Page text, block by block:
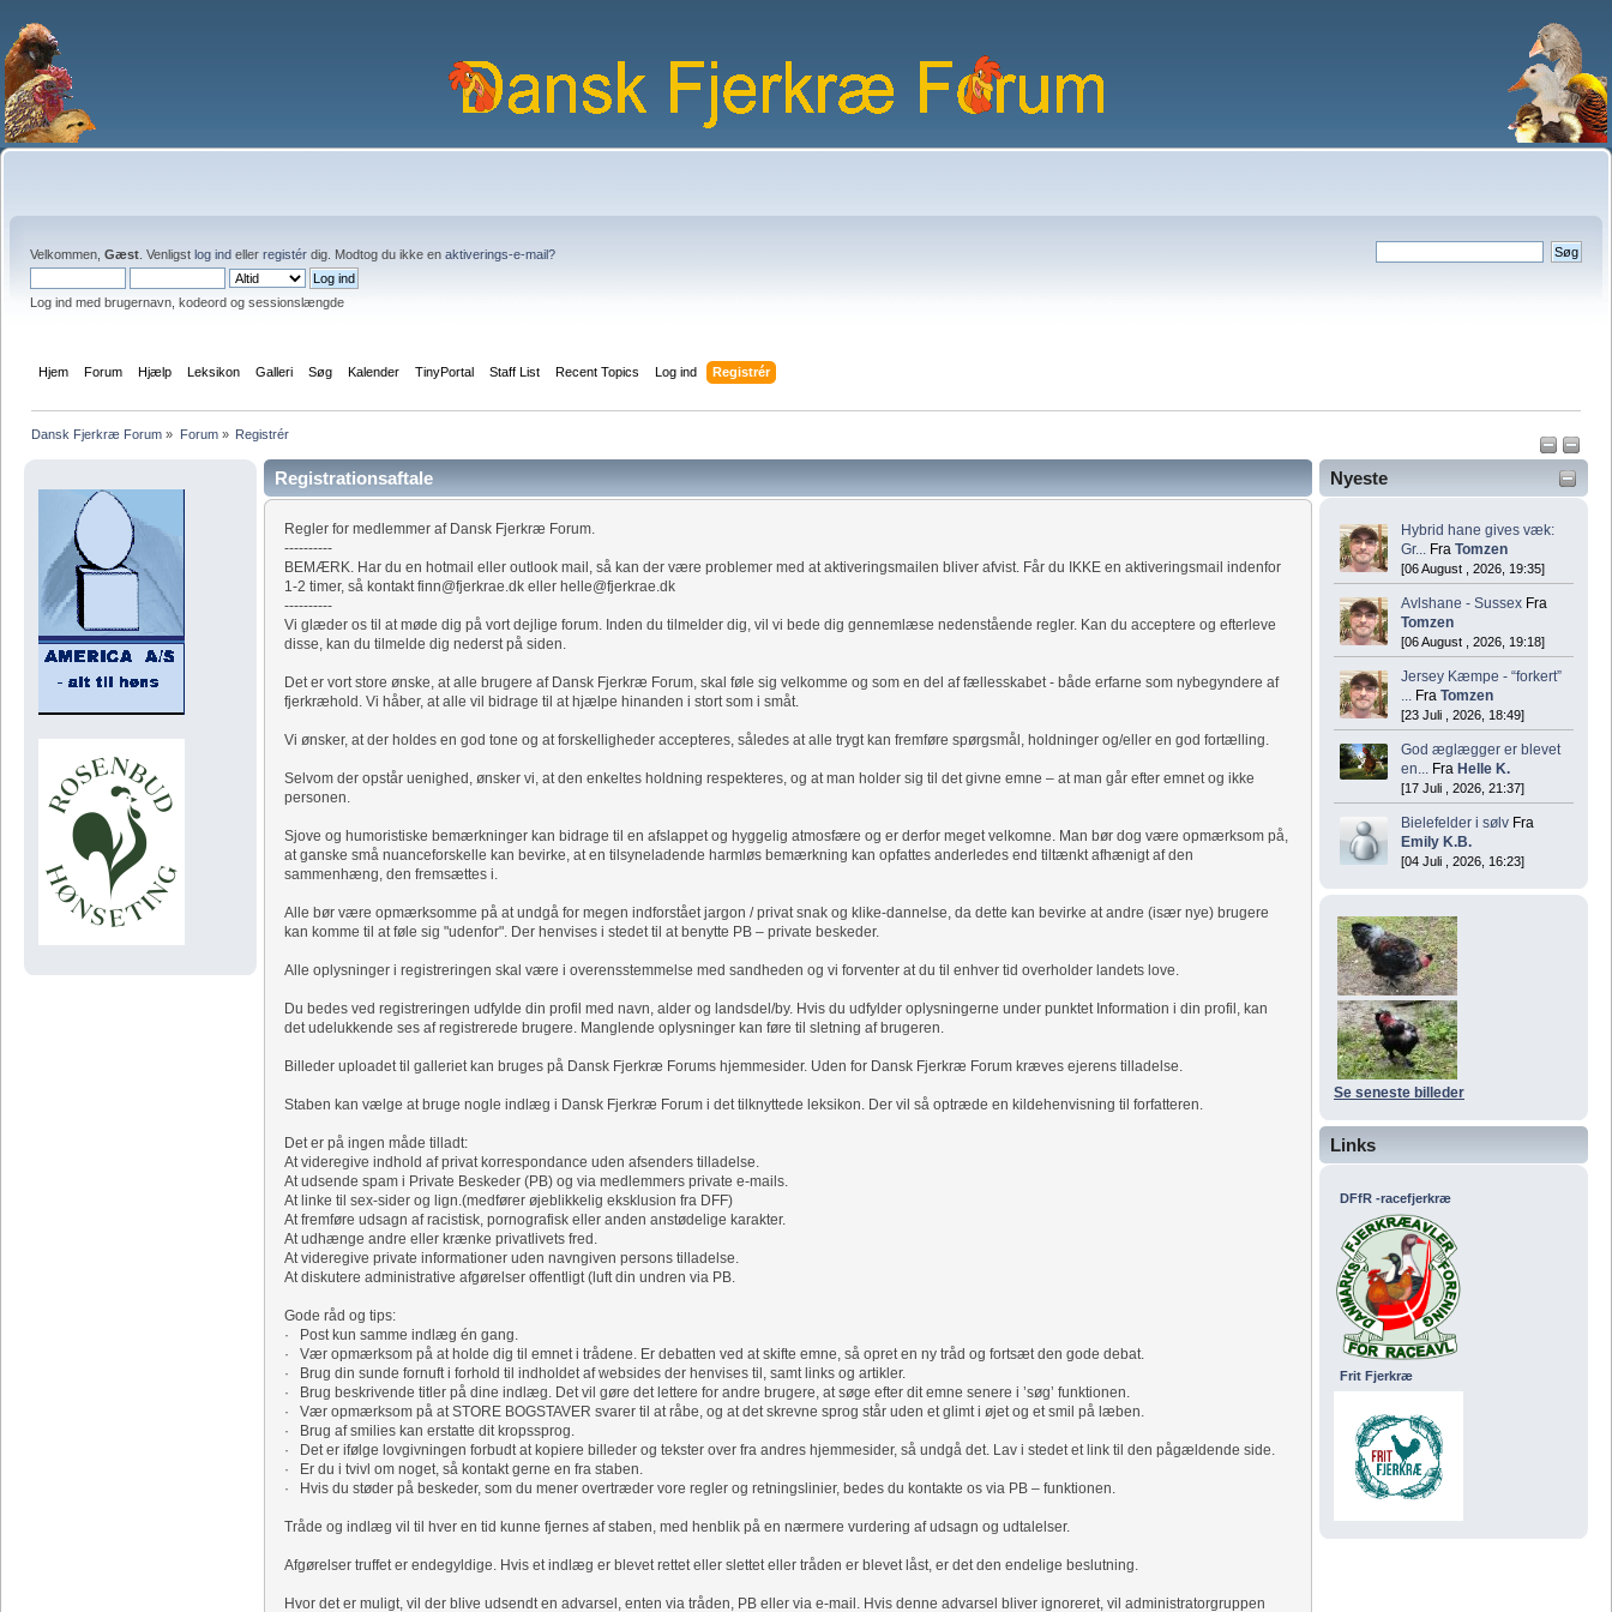
Velkommen, Gæst . Venligst log ind eller registér dig. Modtog du ikke en aktiverings-e-mail?
Log ind med brugernavn, kodeord og sessionslængde
Hjem Forum Hjælp Leksikon Galleri Søg Kalender TinyPortal Staff List Recent Topics Log ind Registrér
Dansk Fjerkræ Forum » Forum» Registrér
Nyeste
Hybrid hane gives væk:
Gr... Fra Tomzen
[06 August , 2026, 19:35]
Avlshane - Sussex Fra
Tomzen
[06 August , 2026, 19:18]
Jersey Kæmpe - “forkert”
... Fra Tomzen
[23 Juli , 2026, 18:49]
God æglægger er blevet
en... Fra Helle K.
[17 Juli , 2026, 21:37]
Bielefelder i sølv Fra
Emily K.B.
[04 Juli , 2026, 16:23]
Se seneste billeder
Links
DFfR -racefjerkræ
Frit Fjerkræ
Registrationsaftale
Regler for medlemmer af Dansk Fjerkræ Forum.
----------
BEMÆRK. Har du en hotmail eller outlook mail, så kan der være problemer med at aktiveringsmailen bliver afvist. Får du IKKE en aktiveringsmail indenfor
1-2 timer, så kontakt finn@fjerkrae.dk eller helle@fjerkrae.dk
----------
Vi glæder os til at møde dig på vort dejlige forum. Inden du tilmelder dig, vil vi bede dig gennemlæse nedenstående regler. Kan du acceptere og efterleve
disse, kan du tilmelde dig nederst på siden.
Det er vort store ønske, at alle brugere af Dansk Fjerkræ Forum, skal føle sig velkomme og som en del af fællesskabet - både erfarne som nybegyndere af
fjerkræhold. Vi håber, at alle vil bidrage til at hjælpe hinanden i stort som i småt.
Vi ønsker, at der holdes en god tone og at forskelligheder accepteres, således at alle trygt kan fremføre spørgsmål, holdninger og/eller en god fortælling.
Selvom der opstår uenighed, ønsker vi, at den enkeltes holdning respekteres, og at man holder sig til det givne emne – at man går efter emnet og ikke
personen.
Sjove og humoristiske bemærkninger kan bidrage til en afslappet og hyggelig atmosfære og er derfor meget velkomne. Man bør dog være opmærksom på,
at ganske små nuanceforskelle kan bevirke, at en tilsyneladende harmløs bemærkning kan opfattes anderledes end tiltænkt afhænigt af den
sammenhæng, den fremsættes i.
Alle bør være opmærksomme på at undgå for megen indforstået jargon / privat snak og klike-dannelse, da dette kan bevirke at andre (især nye) brugere
kan komme til at føle sig "udenfor". Der henvises i stedet til at benytte PB – private beskeder.
Alle oplysninger i registreringen skal være i overensstemmelse med sandheden og vi forventer at du til enhver tid overholder landets love.
Du bedes ved registreringen udfylde din profil med navn, alder og landsdel/by. Hvis du udfylder oplysningerne under punktet Information i din profil, kan
det udelukkende ses af registrerede brugere. Manglende oplysninger kan føre til sletning af brugeren.
Billeder uploadet til galleriet kan bruges på Dansk Fjerkræ Forums hjemmesider. Uden for Dansk Fjerkræ Forum kræves ejerens tilladelse.
Staben kan vælge at bruge nogle indlæg i Dansk Fjerkræ Forum i det tilknyttede leksikon. Der vil så optræde en kildehenvisning til forfatteren.
Det er på ingen måde tilladt:
At videregive indhold af privat korrespondance uden afsenders tilladelse.
At udsende spam i Private Beskeder (PB) og via medlemmers private e-mails.
At linke til sex-sider og lign.(medfører øjeblikkelig eksklusion fra DFF)
At fremføre udsagn af racistisk, pornografisk eller anden anstødelige karakter.
At udhænge andre eller krænke privatlivets fred.
At videregive private informationer uden navngiven persons tilladelse.
At diskutere administrative afgørelser offentligt (luft din undren via PB.
Gode råd og tips:
· Post kun samme indlæg én gang.
· Vær opmærksom på at holde dig til emnet i trådene. Er debatten ved at skifte emne, så opret en ny tråd og fortsæt den gode debat.
· Brug din sunde fornuft i forhold til indholdet af websides der henvises til, samt links og artikler.
· Brug beskrivende titler på dine indlæg. Det vil gøre det lettere for andre brugere, at søge efter dit emne senere i ’søg’ funktionen.
· Vær opmærksom på at STORE BOGSTAVER svarer til at råbe, og at det skrevne sprog står uden et glimt i øjet og et smil på læben.
· Brug af smilies kan erstatte dit kropssprog.
· Det er ifølge lovgivningen forbudt at kopiere billeder og tekster over fra andres hjemmesider, så undgå det. Lav i stedet et link til den pågældende side.
· Er du i tvivl om noget, så kontakt gerne en fra staben.
· Hvis du støder på beskeder, som du mener overtræder vore regler og retningslinier, bedes du kontakte os via PB – funktionen.
Tråde og indlæg vil til hver en tid kunne fjernes af staben, med henblik på en nærmere vurdering af udsagn og udtalelser.
Afgørelser truffet er endegyldige. Hvis et indlæg er blevet rettet eller slettet eller tråden er blevet låst, er det den endelige beslutning.
Hvor det er muligt, vil der blive udsendt en advarsel, enten via tråden, PB eller via e-mail. Hvis denne advarsel bliver ignoreret, vil administratorgruppen